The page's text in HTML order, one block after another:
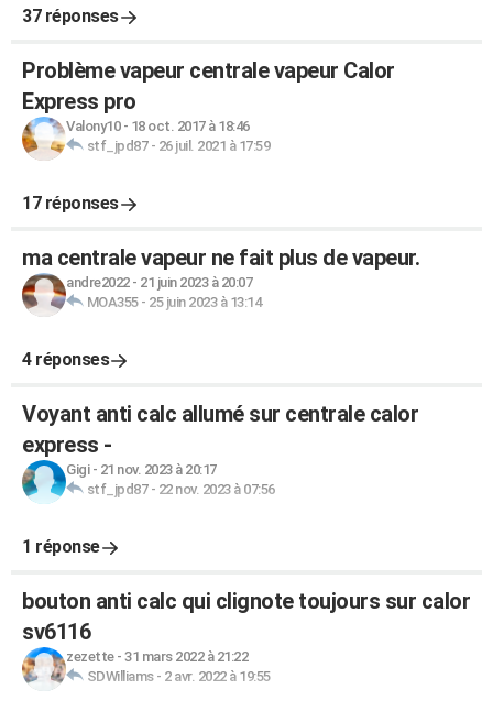
37 réponses
Problème vapeur centrale vapeur Calor
Express pro
Valony10- 18 oct. 2017 à 18:46
stf_jpd87- 26 juil. 2021 à 17:59
17 réponses
ma centrale vapeur ne fait plus de vapeur.
andre2022- 21 juin 2023 à 20:07
MOA355- 25 juin 2023 à 13:14
4 réponses
Voyant anti calc allumé sur centrale calor
express -
Gigi- 21 nov. 2023 à 20:17
stf_jpd87- 22 nov. 2023 à 07:56
1 réponse
bouton anti calc qui clignote toujours sur calor
sv6116
zezette- 31 mars 2022 à 21:22
SDWilliams- 2 avr. 2022 à 19:55